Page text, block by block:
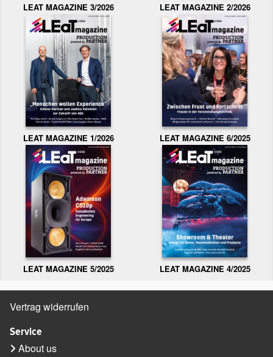
LEAT MAGAZINE 3/2026 LEAT MAGAZINE 2/2026
LEAT MAGAZINE 1/2026 LEAT MAGAZINE 6/2025
LEAT MAGAZINE 5/2025 LEAT MAGAZINE 4/2025
Vertrag widerrufen
Service
About us